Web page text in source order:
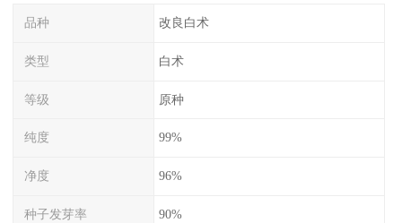
品种 改良白术
类型 白术
等级 原种
纯度 99%
净度 96%
种子发芽率 90%